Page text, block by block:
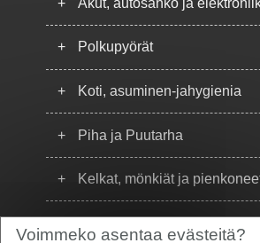
Voimmeko asentaa evästeitä?
+ Akut, autosähkö ja
+ Polkupyörät
+ Koti, asuminen-jahygienia
+ Piha ja Puutarha
+ Kelkat, mönkiät ja